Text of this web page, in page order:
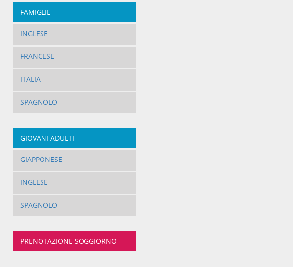
FAMIGLIE
INGLESE
FRANCESE
ITALIA
SPAGNOLO
GIOVANI ADULTI
GIAPPONESE
INGLESE
SPAGNOLO
PRENOTAZIONE SOGGIORNO